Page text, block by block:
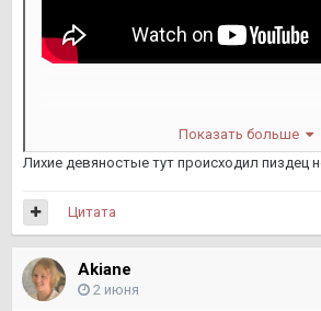
Показать больше
Лихие девяностые тут происходил пиздец
Цитата
Akiane
2 июня